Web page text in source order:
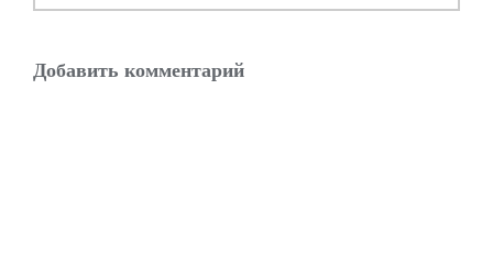
Добавить комментарий